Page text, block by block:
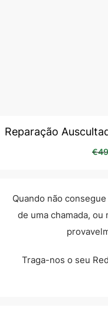
Reparação
€
Quando não
de uma chamada,
Traga-nos o seu